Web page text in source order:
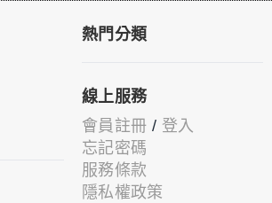
熱門分類
線上服務
會員註冊 / 登入
忘記密碼
服務條款
隱私權政策